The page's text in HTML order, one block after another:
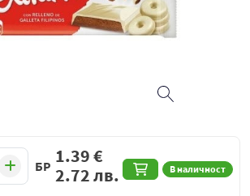
БР В наличност
1.39€
2.72лв.